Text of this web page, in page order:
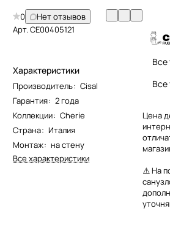
0
Нет отзывов
Арт.CE00405121
Характеристики
Производитель: Cisal
Гарантия: 2 года
Коллекции: Cherie
Страна: Италия
Монтаж: на стену
Все характеристики
Все
Все
Цена
⚠️ На